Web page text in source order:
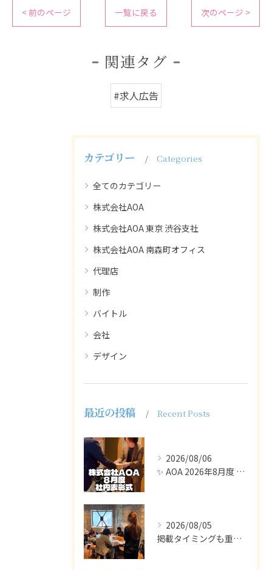
< 前のページ 一覧に戻る 次のページ >
関連タグ
#求人広告
カテゴリー Categories
全てのカテゴリー
株式会社AOA
株式会社AOA 東京 渋谷支社
株式会社AOA 南森町オフィス
代理店
制作
バイトル
会社
デザイン
最近の投稿 Recent Posts
2026/08/06
✨ AOA 2026年8月度 表彰式レポート ✨
2026/08/05
掲載タイミングも重要で、業界動向や求職者の活動時期に合わせて...